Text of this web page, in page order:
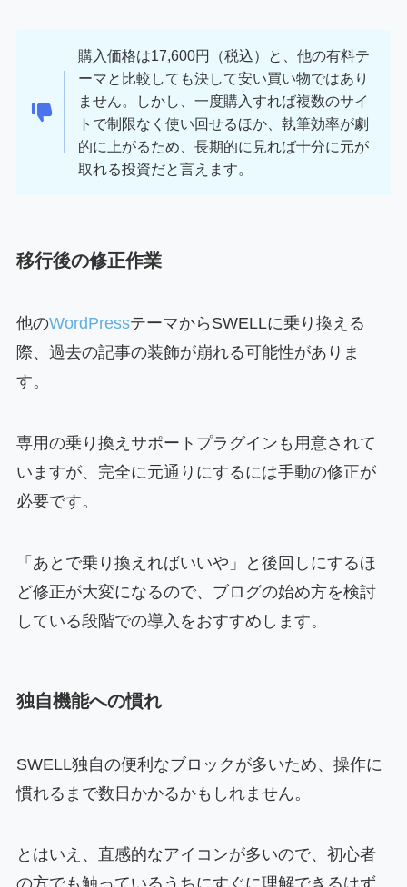
購入価格は17,600円（税込）と、他の有料テ
ーマと比較しても決して安い買い物ではあり
ません。しかし、一度購入すれば複数のサイ
トで制限なく使い回せるほか、執筆効率が劇
的に上がるため、長期的に見れば十分に元が
取れる投資だと言えます。
移行後の修正作業
他のWordPressテーマからSWELLに乗り換える
際、過去の記事の装飾が崩れる可能性がありま
す。
専用の乗り換えサポートプラグインも用意されて
いますが、完全に元通りにするには手動の修正が
必要です。
「あとで乗り換えればいいや」と後回しにするほ
ど修正が大変になるので、ブログの始め方を検討
している段階での導入をおすすめします。
独自機能への慣れ
SWELL独自の便利なブロックが多いため、操作に
慣れるまで数日かかるかもしれません。
とはいえ、直感的なアイコンが多いので、初心者